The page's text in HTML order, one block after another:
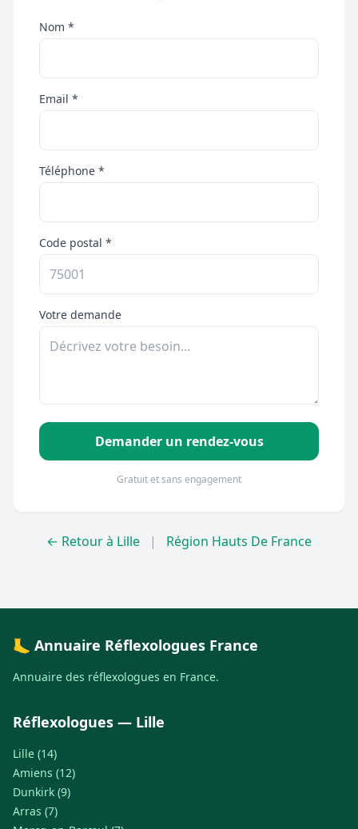
Nom *
Email *
Téléphone *
Code postal *
Votre demande
Demander un rendez-vous
Gratuit et sans engagement
← Retour à Lille | Région Hauts De France
🦶 Annuaire Réflexologues France
Annuaire des réflexologues en France.
Réflexologues — Lille
Lille (14)
Amiens (12)
Dunkirk (9)
Arras (7)